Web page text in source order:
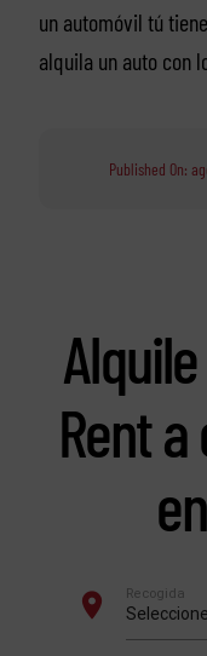
un automóvil tú
alquila un auto con
Published On:
Rent